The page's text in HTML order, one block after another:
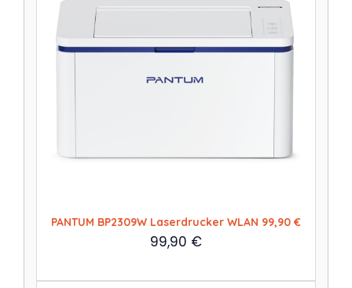
PANTUM BP2309W Laserdrucker WLAN 99,90 €
99,90 €